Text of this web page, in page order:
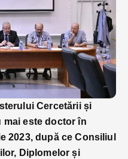
Cercetării și
mai este doctor în
2023, după ce Consiliul
Diplomelor și